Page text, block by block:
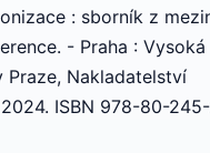
: sborník z
- Praha : Vysoká
Praze, Nakladatelství
ISBN 978-80-